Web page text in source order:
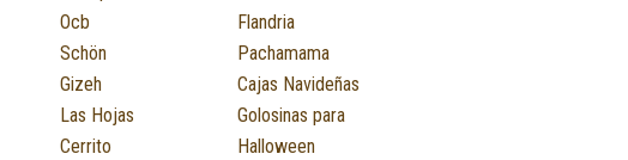
Ocb
Schön
Gizeh
Las Hojas
Cerrito
Flandria
Pachamama
Cajas Navideñas
Golosinas para
Halloween